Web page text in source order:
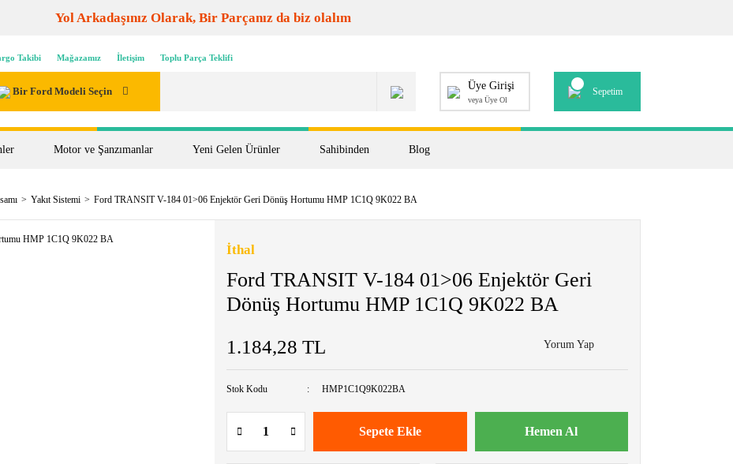
Yol Arkadaşınız Olarak, Bir Parçanız da biz olalım
Takibi Mağazamız İletişim Toplu Parça Teklifi
Bir Ford Modeli Seçin Üye Girişi
veya Üye Ol
Sepetim
Motor ve Şanzımanlar Yeni Gelen Ürünler Sahibinden Blog
Yakıt Sistemi Ford TRANSIT V-184 01>06 Enjektör Geri Dönüş Hortumu HMP 1C1Q 9K022 BA
İthal
Ford TRANSIT V-184 01>06 Enjektör Geri
Dönüş Hortumu HMP 1C1Q 9K022 BA
1.184,28 TL Yorum Yap
Stok Kodu HMP1C1Q9K022BA
Sepete Ekle Hemen Al